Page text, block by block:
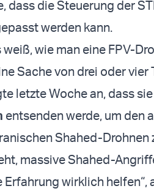
dass die Steuerung der
werden kann.
weiß, wie man eine FPV-
Sache von drei oder vier
letzte Woche an, dass sie
entsenden werde, um den
Shahed-Drohnen
massive Shahed-
Erfahrung wirklich helfen“,